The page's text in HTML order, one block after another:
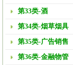
第33类-酒
第34类-烟草烟具
第35类-广告销售
第36类-金融物管